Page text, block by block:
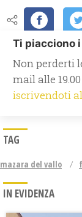
Ti piacciono
Non perderti
mail alle
iscrivendoti
TAG
mazara del vallo
IN EVIDENZA